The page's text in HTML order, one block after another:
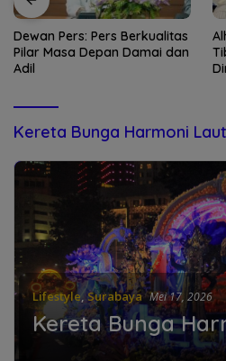
Dewan Pers: Pers Berkualitas
Pilar Masa Depan Damai dan
Adil
Kereta Bunga Harmoni
Lifestyle,Surabaya Mei 17, 2026
Kereta Bunga